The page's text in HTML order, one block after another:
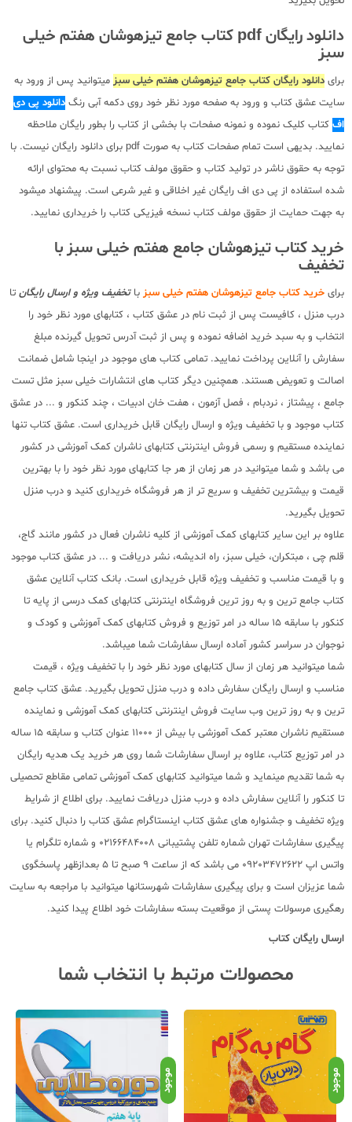
دانلود رایگان pdf کتاب جامع تیزهوشان هفتم خیلی
سبز
برای دانلود رایگان کتاب جامع تیزهوشان هفتم خیلی سبز میتوانید پس از ورود به
سایت عشق کتاب و ورود به صفحه مورد نظر خود روی دکمه آبی رنگ دانلود پی دی
اف کتاب کلیک نموده و نمونه صفحات با بخشی از کتاب را بطور رایگان ملاحظه
نمایید. بدیهی است تمام صفحات کتاب به صورت pdf برای دانلود رایگان نیست. با
توجه به حقوق ناشر در تولید کتاب و حقوق مولف کتاب نسبت به محتوای ارائه
شده استفاده از پی دی اف رایگان غیر اخلاقی و غیر شرعی است. پیشنهاد میشود
به جهت حمایت از حقوق مولف کتاب نسخه فیزیکی کتاب را خریداری نمایید.
خرید کتاب تیزهوشان جامع هفتم خیلی سبز با
تخفیف
برای خرید کتاب جامع تیزهوشان هفتم خیلی سبز باتخفیف ویژه و ارسال رایگان تا
درب منزل ، کافیست پس از ثبت نام در عشق کتاب ، کتابهای مورد نظر خود را
انتخاب و به سبد خرید اضافه نموده و پس از ثبت آدرس تحویل گیرنده مبلغ
سفارش را آنلاین پرداخت نمایید. تمامی کتاب های موجود در اینجا شامل ضمانت
اصالت و تعویض هستند. همچنین دیگر کتاب های انتشارات خیلی سبز مثل تست
جامع ، پیشتاز ، نردبام ، فصل آزمون ، هفت خان ادبیات ، چند کنکور و ... در عشق
کتاب موجود و با تخفیف ویژه و ارسال رایگان قابل خریداری است. عشق کتاب تنها
نماینده مستقیم و رسمی فروش اینترنتی کتابهای ناشران کمک آموزشی در کشور
می باشد و شما میتوانید در هر زمان از هر جا کتابهای مورد نظر خود را با بهترین
قیمت و بیشترین تخفیف و سریع تر از هر فروشگاه خریداری کنید و درب منزل
تحویل بگیرید.
علاوه بر این سایر کتابهای کمک آموزشی از کلیه ناشران فعال در کشور مانند گاج،
قلم چی ، مبتکران، خیلی سبز، راه اندیشه، نشر دریافت و ... در عشق کتاب موجود
و با قیمت مناسب و تخفیف ویژه قابل خریداری است. بانک کتاب آنلاین عشق
کتاب جامع ترین و به روز ترین فروشگاه اینترنتی کتابهای کمک درسی از پایه تا
کنکور با سابقه 15 ساله در امر توزیع و فروش کتابهای کمک آموزشی و کودک و
نوجوان در سراسر کشور آماده ارسال سفارشات شما میباشد.
شما میتوانید هر زمان از سال کتابهای مورد نظر خود را با تخفیف ویژه ، قیمت
مناسب و ارسال رایگان سفارش داده و درب منزل تحویل بگیرید. عشق کتاب جامع
ترین و به روز ترین وب سایت فروش اینترنتی کتابهای کمک آموزشی و نماینده
مستقیم ناشران معتبر کمک آموزشی با بیش از 11000 عنوان کتاب و سابقه 15 ساله
در امر توزیع کتاب، علاوه بر ارسال سفارشات شما روی هر خرید یک هدیه رایگان
به شما تقدیم مینماید و شما میتوانید کتابهای کمک آموزشی تمامی مقاطع تحصیلی
تا کنکور را آنلاین سفارش داده و درب منزل دریافت نمایید. برای اطلاع از شرایط
ویژه تخفیف و جشنواره های عشق کتاب اینستاگرام عشق کتاب را دنبال کنید. برای
پیگیری سفارشات تهران شماره تلفن پشتیبانی 02166484008 و شماره تلگرام یا
واتس اپ 09203472622 می باشد که از ساعت 9 صبح تا 5 بعدازظهر پاسخگوی
شما عزیزان است و برای پیگیری سفارشات شهرستانها میتوانید با مراجعه به سایت
رهگیری مرسولات پستی از موقعیت بسته سفارشات خود اطلاع پیدا کنید.
ارسال رایگان کتاب
محصولات مرتبط با انتخاب شما
موجود موجود